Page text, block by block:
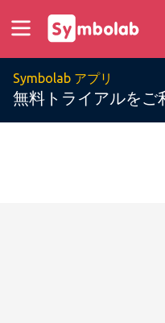
Symbolab アプリ
無料トライアルをご